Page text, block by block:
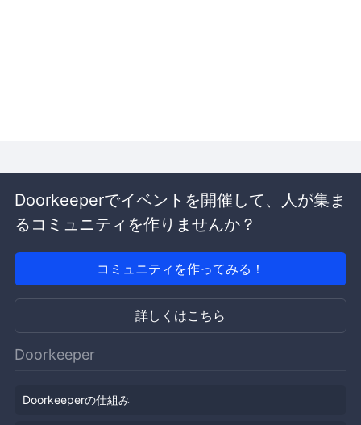
Doorkeeperでイベントを開催して、人が集ま
るコミュニティを作りませんか？
コミュニティを作ってみる！
詳しくはこちら
Doorkeeper
Doorkeeperの仕組み